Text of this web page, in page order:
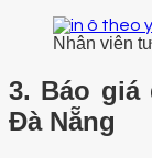
Nhân viên
3. Báo giá
Đà Nẵng